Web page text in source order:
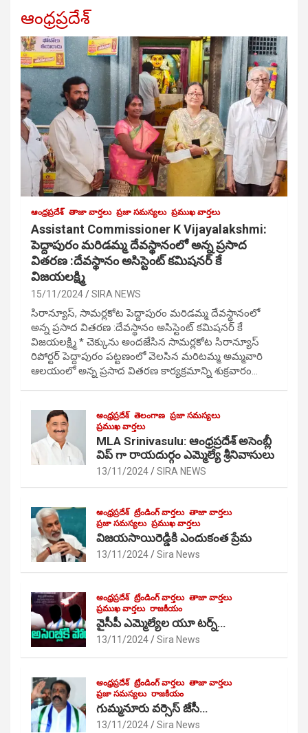
ఆంధ్రప్రదేశ్
ఆంధ్రప్రదేశ్ తాజా వార్తలు ప్రజా సమస్యలు ప్రముఖ వార్తలు
Assistant Commissioner K Vijayalakshmi:
పెద్దాపురం మరిడమ్మ దేవస్థానంలో అన్న ప్రసాద
వితరణ :దేవస్థానం అసిస్టెంట్ కమిషనర్ కే
విజయలక్ష్మి
15/11/2024 SIRA NEWS
సిరాన్యూస్, సామర్లకోట పెద్దాపురం మరిడమ్మ దేవస్థానంలో
అన్న ప్రసాద వితరణ :దేవస్థానం అసిస్టెంట్ కమిషనర్ కే
విజయలక్ష్మి * చెక్కును అందజేసిన సామర్లకోట సిరాన్యూస్
రిపోర్టర్ పెద్దాపురం పట్టణంలో వెలసిన మరిటమ్మ అమ్మవారి
ఆలయంలో అన్న ప్రసాద వితరణ కార్యక్రమాన్ని శుక్రవారం…
ఆంధ్రప్రదేశ్ తెలంగాణ ప్రజా సమస్యలు
ప్రముఖ వార్తలు
MLA Srinivasulu: ఆంధ్రప్రదేశ్ అసెంబ్లీ
విప్ గా రాయదుర్గం ఎమ్మెల్యే శ్రీనివాసులు
13/11/2024 SIRA NEWS
ఆంధ్రప్రదేశ్ ట్రేండింగ్ వార్తలు తాజా వార్తలు
ప్రజా సమస్యలు ప్రముఖ వార్తలు
విజయసాయిరెడ్డికి ఎందుకంత ప్రేమ
13/11/2024 Sira News
ఆంధ్రప్రదేశ్ ట్రేండింగ్ వార్తలు తాజా వార్తలు
ప్రముఖ వార్తలు రాజకీయం
వైసీపీ ఎమ్మెల్యేల యూ టర్న్…
13/11/2024 Sira News
ఆంధ్రప్రదేశ్ ట్రేండింగ్ వార్తలు తాజా వార్తలు
ప్రజా సమస్యలు రాజకీయం
గుమ్మనూరు వర్సెస్ జేసీ…
13/11/2024 Sira News